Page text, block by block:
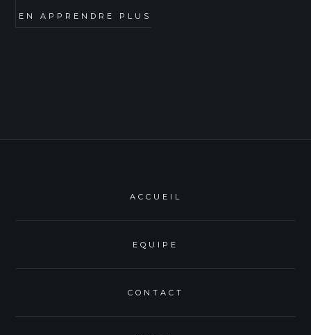
EN APPRENDRE PLUS
ACCUEIL
EQUIPE
CONTACT